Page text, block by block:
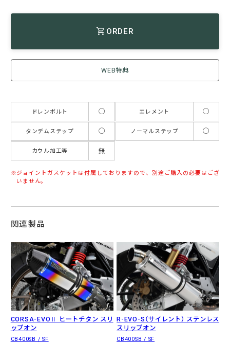
ORDER
WEB特典
ドレンボルト ◯ エレメント ◯
タンデムステップ ◯ ノーマルステップ ◯
カウル加工等 無
ジョイントガスケットは付属しておりますので、別途ご購入の必要はござ
いません。
関連製品
CORSA-EVOⅡ ヒートチタン スリ
ップオン
CB400SB / SF
R-EVO-S（サイレント） ステンレス
スリップオン
CB400SB / SF